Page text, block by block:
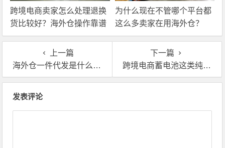
跨境电商卖家怎么处理退换
货比较好？海外仓操作靠谱
吗？
为什么现在不管哪个平台都
这么多卖家在用海外仓？
上一篇
海外仓一件代发是什么意思？需要提前囤货吗？
下一篇
跨境电商蓄电池这类纯电产品卖家合作海外仓一定要注意这几点！
发表评论